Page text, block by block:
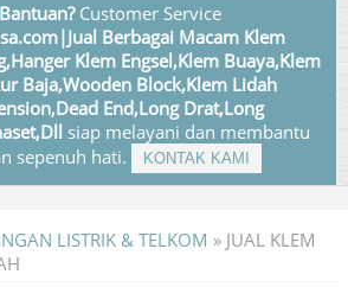
Customer Service
Berbagai Macam Klem
Klem Engsel,Klem Buaya,Klem
Baja,Wooden Block,Klem Lidah
End,Long Drat,Long
siap melayani dan membantu
sepenuh hati.
KONTAK KAMI
LISTRIK & TELKOM » JUAL KLEM